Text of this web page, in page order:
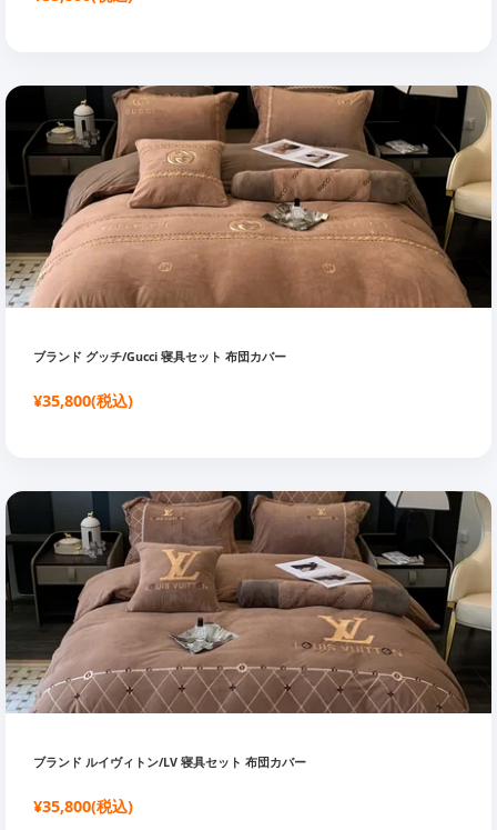
ブランド グッチ/Gucci 寝具セット 布団カバー
¥35,800(税込)
ブランド ルイヴィトン/LV 寝具セット 布団カバー
¥35,800(税込)